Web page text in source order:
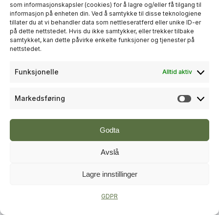
som informasjonskapsler (cookies) for å lagre og/eller få tilgang til
informasjon på enheten din. Ved å samtykke til disse teknologiene
tillater du at vi behandler data som nettleseratferd eller unike ID-er
på dette nettstedet. Hvis du ikke samtykker, eller trekker tilbake
samtykket, kan dette påvirke enkelte funksjoner og tjenester på
nettstedet.
Funksjonelle Alltid aktiv
Markedsføring
Godta
Avslå
Lagre innstillinger
GDPR
+ PLUSS
RÅDGIVNING
én milliard kroner i andre kvartal